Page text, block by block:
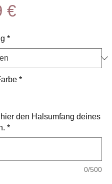
€Preis
*
*
den Halsumfang deines
*
0/500